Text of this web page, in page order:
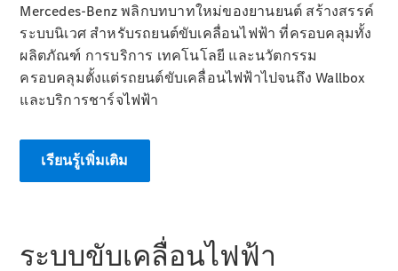
Class
ออกแบบ
รถยนต์
ทดลองขับ
Benz Online
Showroom
เอสยูวี
Mercedes-Benz พลิกบทบาทใหม่ของยานยนต์ สร้างสรรค์
ระบบนิเวศ สำหรับรถยนต์ขับเคลื่อนไฟฟ้า ที่ครอบคลุมทั้ง
ผลิตภัณฑ์ การบริการ เทคโนโลยี และนวัตกรรม
ครอบคลุมตั้งแต่รถยนต์ขับเคลื่อนไฟฟ้าไปจนถึง Wallbox
และบริการชาร์จไฟฟ้า
เรียนรู้เพิ่มเติม
ระบบขับเคลื่อนไฟฟ้า